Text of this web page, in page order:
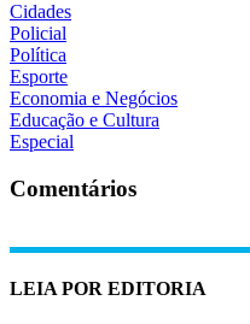
Cidades
Policial
Política
Esporte
Economia e Negócios
Educação e Cultura
Especial
Comentários
LEIA POR EDITORIA